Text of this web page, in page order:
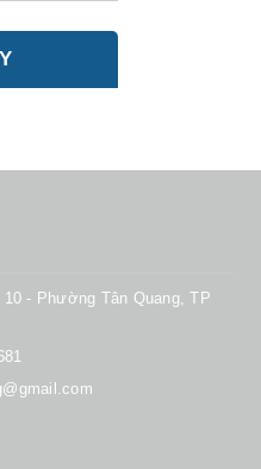
- Phường Tân Quang, TP